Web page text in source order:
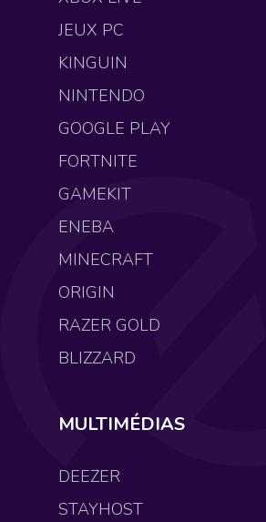
JEUX PC
KINGUIN
NINTENDO
GOOGLE PLAY
FORTNITE
GAMEKIT
ENEBA
MINECRAFT
ORIGIN
RAZER GOLD
BLIZZARD
MULTIMÉDIAS
DEEZER
STAYHOST